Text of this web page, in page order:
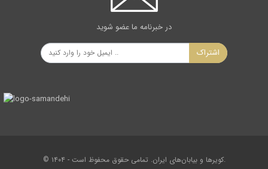
در خبرنامه ما عضو شوید
اشتراک
© ۱۴۰۴ - کویرها و بیابان‌های ایران. تمامی حقوق محفوظ است.